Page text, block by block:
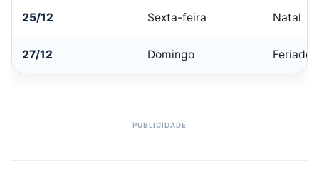
25/12 Sexta-feira Natal
27/12 Domingo Feriado